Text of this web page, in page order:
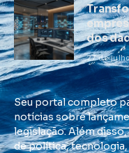
dos
27 de
Seu portal completo
notícias sobre
legislação. Além
de política,